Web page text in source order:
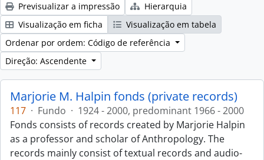
Previsualizar a impressão
Hierarquia
Visualização em ficha
Visualização em tabela
Ordenar por ordem: Código de referência
Direção: Ascendente
Marjorie M. Halpin fonds (private records)
117 · Fundo · 1924 - 2000, predominant 1966 - 2000
Fonds consists of records created by Marjorie Halpin
as a professor and scholar of Anthropology. The
records mainly consist of textual records and audio-